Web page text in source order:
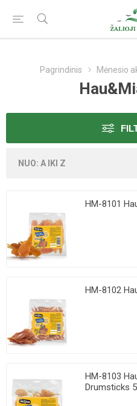
Pagrindinis Mėnesio
HM-8101
HM-8102
HM-8103
Drumsticks